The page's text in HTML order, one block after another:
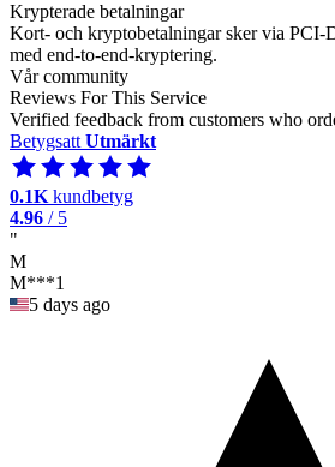
Krypterade betalningar
Kort- och kryptobetalningar sker via PCI-
med end-to-end-kryptering.
Vår community
Reviews For This Service
Verified feedback from customers who
Betygsatt Utmärkt
0.1K kundbetyg
4.96 / 5
"
M
M***1
5 days ago